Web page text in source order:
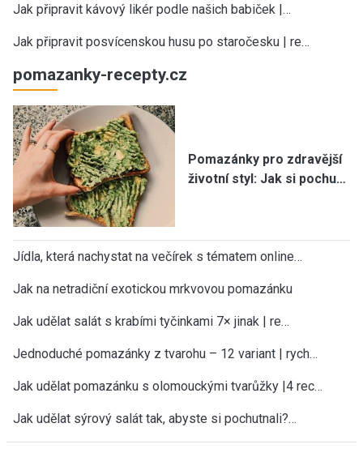
Jak připravit kávový likér podle našich babiček |…
Jak připravit posvícenskou husu po staročesku | re…
pomazanky-recepty.cz
Pomazánky pro zdravější
životní styl: Jak si pochu…
Jídla, která nachystat na večírek s tématem online…
Jak na netradiční exotickou mrkvovou pomazánku
Jak udělat salát s krabími tyčinkami 7× jinak | re…
Jednoduché pomazánky z tvarohu – 12 variant | rych…
Jak udělat pomazánku s olomouckými tvarůžky |4 rec…
Jak udělat sýrový salát tak, abyste si pochutnali?…